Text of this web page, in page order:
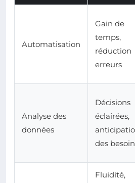
Automatisation
Gain de
temps,
réduction
erreurs
Analyse des
données
Décisions
éclairées,
des
Fluidité,